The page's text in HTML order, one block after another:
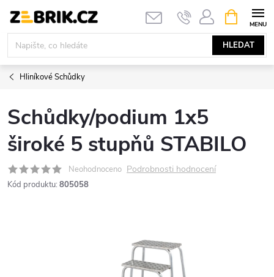
obsah
HLEDAT
NÁKUPNÍ
KOŠÍK
Hliníkové Schůdky
Schůdky/podium 1x5
široké 5 stupňů STABILO
Neohodnoceno Podrobnosti hodnocení
Kód produktu: 805058